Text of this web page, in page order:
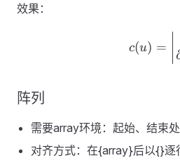
效果：
c(u) =
阵列
需要array环境：起始、结束
对齐方式：在{array}后以{}逐